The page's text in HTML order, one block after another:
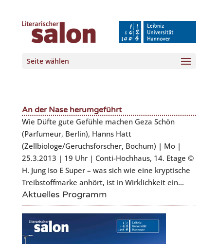
Seite wählen
An der Nase herumgeführt
Wie Düfte gute Gefühle machen Geza Schön
(Parfumeur, Berlin), Hanns Hatt
(Zellbiologe/Geruchsforscher, Bochum) | Mo |
25.3.2013 | 19 Uhr | Conti-Hochhaus, 14. Etage ©
H. Jung Iso E Super – was sich wie eine kryptische
Treibstoffmarke anhört, ist in Wirklichkeit ein...
Aktuelles Programm